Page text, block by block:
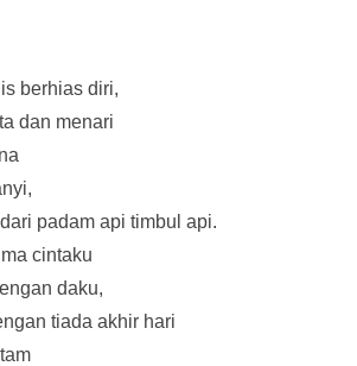
berhias diri,
dan menari
padam api timbul api.
cintaku
daku,
tiada akhir hari